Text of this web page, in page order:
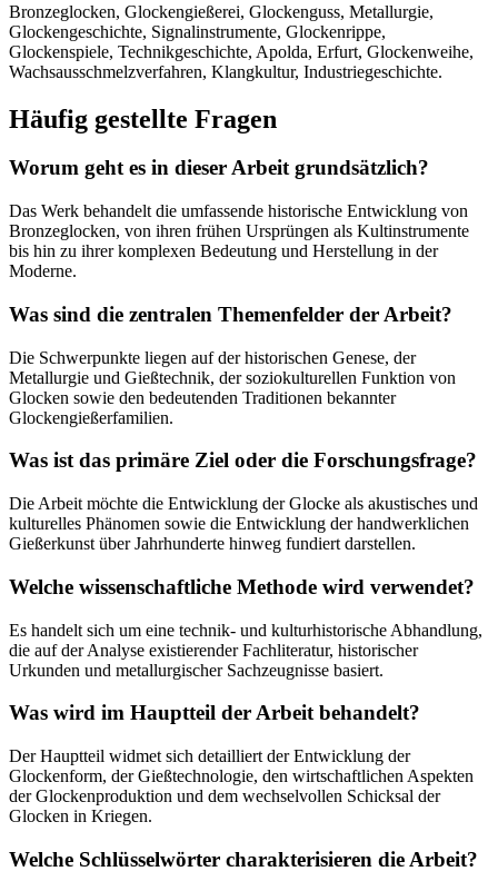
Bronzeglocken, Glockengießerei, Glockenguss, Metallurgie,
Glockengeschichte, Signalinstrumente, Glockenrippe,
Glockenspiele, Technikgeschichte, Apolda, Erfurt, Glockenweihe,
Wachsausschmelzverfahren, Klangkultur, Industriegeschichte.
Häufig gestellte Fragen
Worum geht es in dieser Arbeit grundsätzlich?
Das Werk behandelt die umfassende historische Entwicklung von
Bronzeglocken, von ihren frühen Ursprüngen als Kultinstrumente
bis hin zu ihrer komplexen Bedeutung und Herstellung in der
Moderne.
Was sind die zentralen Themenfelder der Arbeit?
Die Schwerpunkte liegen auf der historischen Genese, der
Metallurgie und Gießtechnik, der soziokulturellen Funktion von
Glocken sowie den bedeutenden Traditionen bekannter
Glockengießerfamilien.
Was ist das primäre Ziel oder die Forschungsfrage?
Die Arbeit möchte die Entwicklung der Glocke als akustisches und
kulturelles Phänomen sowie die Entwicklung der handwerklichen
Gießerkunst über Jahrhunderte hinweg fundiert darstellen.
Welche wissenschaftliche Methode wird verwendet?
Es handelt sich um eine technik- und kulturhistorische Abhandlung,
die auf der Analyse existierender Fachliteratur, historischer
Urkunden und metallurgischer Sachzeugnisse basiert.
Was wird im Hauptteil der Arbeit behandelt?
Der Hauptteil widmet sich detailliert der Entwicklung der
Glockenform, der Gießtechnologie, den wirtschaftlichen Aspekten
der Glockenproduktion und dem wechselvollen Schicksal der
Glocken in Kriegen.
Welche Schlüsselwörter charakterisieren die Arbeit?